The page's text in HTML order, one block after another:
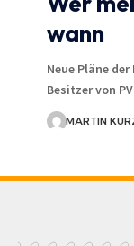
wann
Neue Pläne
Besitzer von
MARTIN